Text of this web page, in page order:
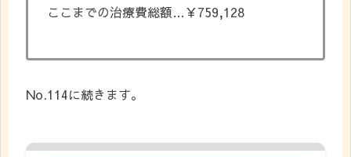
ここまでの治療費総額…￥759,128
No.114に続きます。